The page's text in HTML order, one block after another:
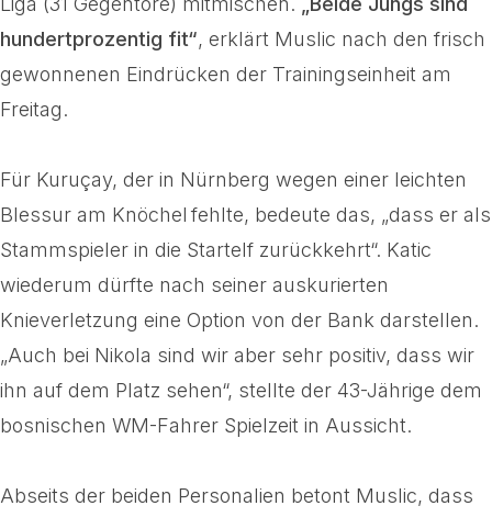
hundertprozentig fit“, erklärt Muslic nach den frisch
gewonnenen Eindrücken der Trainingseinheit am
Freitag.
Für Kuruçay, der in Nürnberg wegen einer leichten
Blessur am Knöchel fehlte, bedeute das, „dass er als
Stammspieler in die Startelf zurückkehrt“. Katic
wiederum dürfte nach seiner auskurierten
Knieverletzung eine Option von der Bank darstellen.
„Auch bei Nikola sind wir aber sehr positiv, dass wir
ihn auf dem Platz sehen“, stellte der 43-Jährige dem
bosnischen WM-Fahrer Spielzeit in Aussicht.
Abseits der beiden Personalien betont Muslic, dass